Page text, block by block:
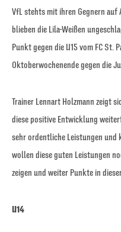
VfL stehts mit ihren Gegnern auf
blieben die Lila-Weißen
Punkt gegen die U15 vom FC St.
Oktoberwochenende gegen die
Trainer Lennart Holzmann zeigt
diese positive Entwicklung
sehr ordentliche Leistungen und
wollen diese guten Leistungen
zeigen und weiter Punkte in
U14